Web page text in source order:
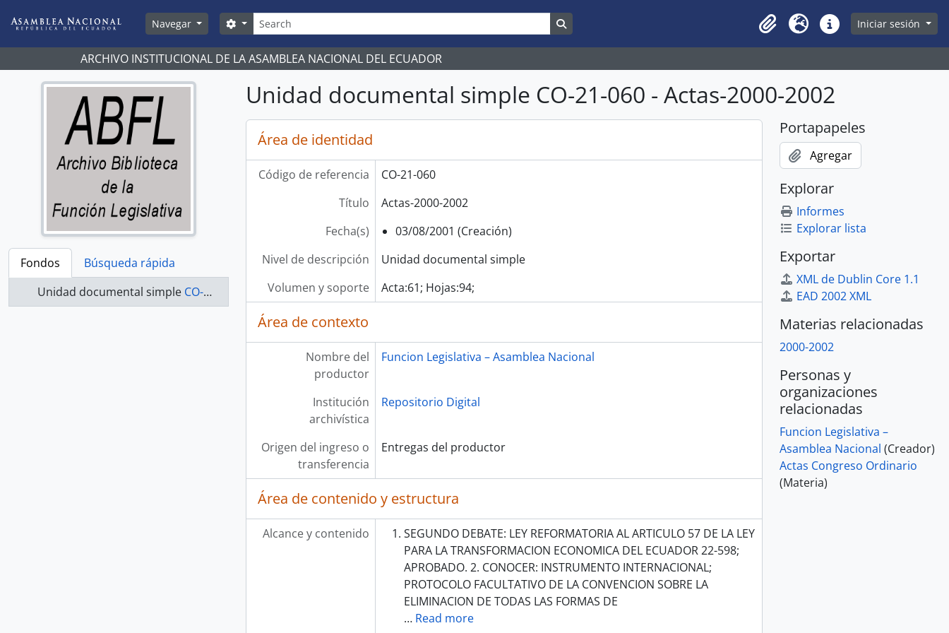
Navegar
Búsqueda
Search options
Clipboard
Idioma Enlaces rápidos
Iniciar sesión
ARCHIVO INSTITUCIONAL DE LA ASAMBLEA NACIONAL DEL ECUADOR
Fondos
Búsqueda rápida
Unidad documental simple CO-21-060 - Actas-2000-2002
Unidad documental simple CO-21-060 - Actas-2000-2002
Área de identidad
Código de referencia
CO-21-060
Título
Actas-2000-2002
Fecha(s)
03/08/2001 (Creación)
Nivel de descripción
Unidad documental simple
Volumen y soporte
Acta:61; Hojas:94;
Área de contexto
Nombre del
productor
Funcion Legislativa – Asamblea Nacional
Institución
archivística
Repositorio Digital
Origen del ingreso o
transferencia
Entregas del productor
Área de contenido y estructura
Alcance y contenido
SEGUNDO DEBATE: LEY REFORMATORIA AL ARTICULO 57 DE LA LEY
PARA LA TRANSFORMACION ECONOMICA DEL ECUADOR 22-598;
APROBADO. 2. CONOCER: INSTRUMENTO INTERNACIONAL;
PROTOCOLO FACULTATIVO DE LA CONVENCION SOBRE LA
ELIMINACION DE TODAS LAS FORMAS DE
… Read more
Portapapeles
Agregar
Explorar
Informes
Explorar lista
Exportar
XML de Dublin Core 1.1
EAD 2002 XML
Materias relacionadas
2000-2002
Personas y
organizaciones
relacionadas
Funcion Legislativa –
Asamblea Nacional (Creador)
Actas Congreso Ordinario
(Materia)